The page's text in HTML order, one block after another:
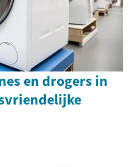
en drogers in